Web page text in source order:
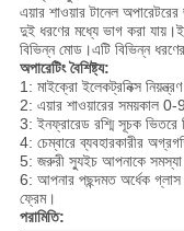
এয়ার শাওয়ার টানেল
দুই ধরণের মধ্যে ভাগ করা
বিভিন্ন মোড।এটি বিভিন্ন
অপারেটিং বৈশিষ্ট্য:
1: মাইক্রো ইলেকট্রনিক্স
2: এয়ার শাওয়ারের সময়কাল 0-
3: ইনফ্রারেড রশ্মি সূচক ভিতরে
4: চেম্বারে ব্যবহারকারীর
5: জরুরী স্যুইচ আপনাকে সমস্যা
6: আপনার পছন্দমত অর্ধেক
ফ্রেম।
পরামিতি: